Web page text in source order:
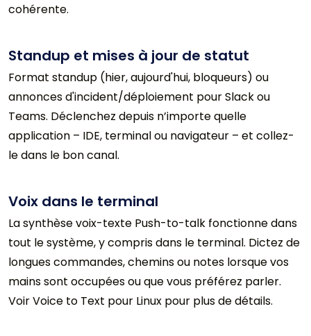
cohérente.
Standup et mises à jour de statut
Format standup (hier, aujourd'hui, bloqueurs) ou
annonces d'incident/déploiement pour Slack ou
Teams. Déclenchez depuis n’importe quelle
application – IDE, terminal ou navigateur – et collez-
le dans le bon canal.
Voix dans le terminal
La synthèse voix-texte Push-to-talk fonctionne dans
tout le système, y compris dans le terminal. Dictez de
longues commandes, chemins ou notes lorsque vos
mains sont occupées ou que vous préférez parler.
Voir Voice to Text pour Linux pour plus de détails.